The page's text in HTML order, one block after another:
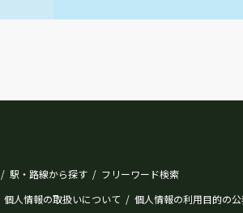
/ 駅・路線から探す / フリーワード検索
個人情報の取扱いについて / 個人情報の利用目的の公